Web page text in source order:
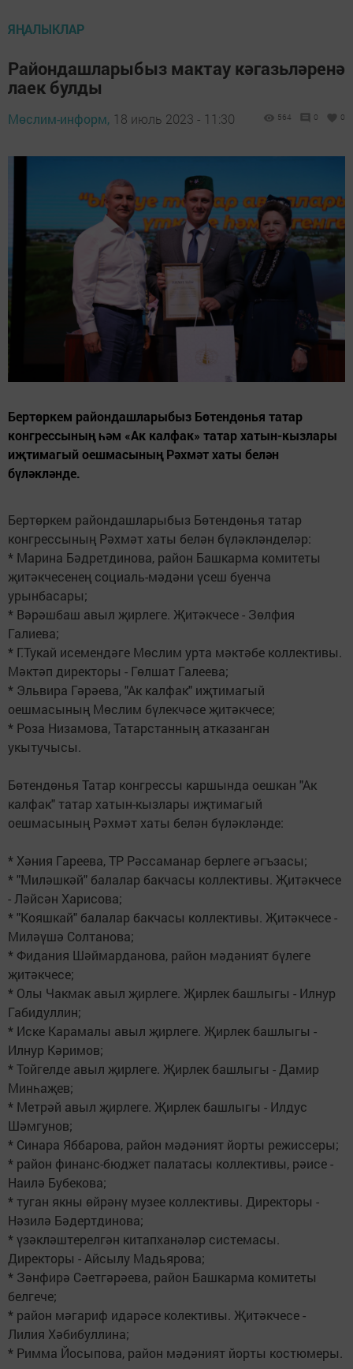
ЯҢАЛЫКЛАР
Райондашларыбыз мактау кәгазьләренә
лаек булды
Мөслим-информ, 18 июль 2023 - 11:30 564 0 0
Бертөркем райондашларыбыз Бөтендөнья татар
конгрессының һәм «Ак калфак» татар хатын-кызлары
иҗтимагый оешмасының Рәхмәт хаты белән
бүләкләнде.
Бертөркем райондашларыбыз Бөтендөнья татар
конгрессының Рәхмәт хаты белән бүләкләнделәр:
* Марина Бәдретдинова, район Башкарма комитеты
җитәкчесенең социаль-мәдәни үсеш буенча
урынбасары;
* Вәрәшбаш авыл җирлеге. Җитәкчесе - Зөлфия
Галиева;
* Г.Тукай исемендәге Мөслим урта мәктәбе коллективы.
Мәктәп директоры - Гөлшат Галеева;
* Эльвира Гәрәева, "Ак калфак" иҗтимагый
оешмасының Мөслим бүлекчәсе җитәкчесе;
* Роза Низамова, Татарстанның атказанган
укытучысы.
Бөтендөнья Татар конгрессы каршында оешкан "Ак
калфак" татар хатын-кызлары иҗтимагый
оешмасының Рәхмәт хаты белән бүләкләнде:
* Хәния Гареева, ТР Рәссаманар берлеге әгъзасы;
* "Миләшкәй" балалар бакчасы коллективы. Җитәкчесе
- Ләйсән Харисова;
* "Кояшкай" балалар бакчасы коллективы. Җитәкчесе -
Миләүшә Солтанова;
* Фидания Шәймарданова, район мәдәният бүлеге
җитәкчесе;
* Олы Чакмак авыл җирлеге. Җирлек башлыгы - Илнур
Габидуллин;
* Иске Карамалы авыл җирлеге. Җирлек башлыгы -
Илнур Кәримов;
* Тойгелде авыл җирлеге. Җирлек башлыгы - Дамир
Минһаҗев;
* Метрәй авыл җирлеге. Җирлек башлыгы - Илдус
Шәмгунов;
* Синара Яббарова, район мәдәният йорты режиссеры;
* район финанс-бюджет палатасы коллективы, рәисе -
Наилә Бубекова;
* туган якны өйрәнү музее коллективы. Директоры -
Нәзилә Бәдертдинова;
* үзәкләштерелгән китапханәләр системасы.
Директоры - Айсылу Мадьярова;
* Зәнфирә Сәетгәрәева, район Башкарма комитеты
белгече;
* район мәгариф идарәсе колективы. Җитәкчесе -
Лилия Хәбибуллина;
* Римма Йосыпова, район мәдәният йорты костюмеры.